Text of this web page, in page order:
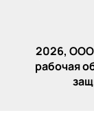
2026, ООО
рабочая